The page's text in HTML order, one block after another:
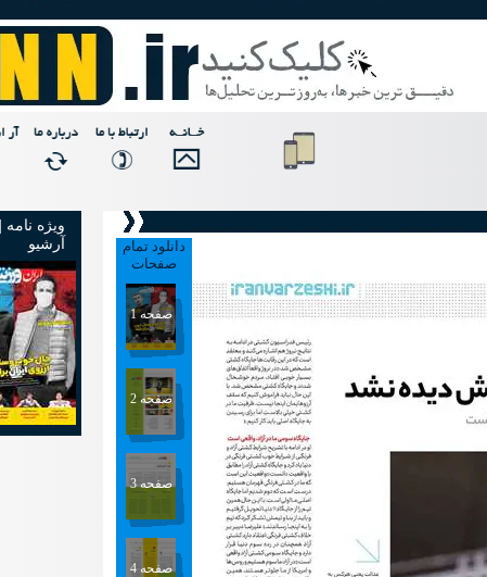
دانلود تمام
صفحات
صفحه 1
صفحه 2
صفحه 3
صفحه 4
ویژه نامه |
آرشیو